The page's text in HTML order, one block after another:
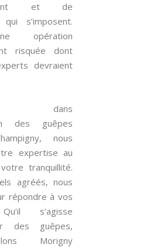
et de
s’imposent.
opération
risquée dont
devraient
dans
des guêpes
nous
expertise au
tranquillité.
agréés, nous
répondre à vos
s’agisse
des guêpes,
Morigny